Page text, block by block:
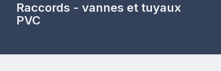
Raccords - vannes et tuyaux
PVC